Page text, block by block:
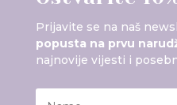
Prijavite se na naš
popusta na prvu
najnovije vijesti i